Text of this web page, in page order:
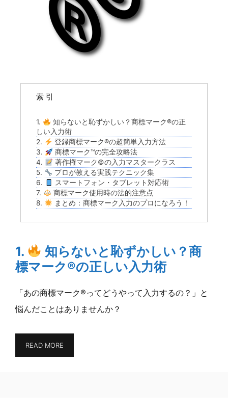
索 引
1.
知らないと恥ずかしい？商標マーク®の正
しい入力術
2.
登録商標マーク®の超簡単入力方法
3.
商標マーク™の完全攻略法
4.
著作権マーク©の入力マスタークラス
5.
プロが教える実践テクニック集
6.
スマートフォン・タブレット対応術
7.
商標マーク使用時の法的注意点
8.
まとめ：商標マーク入力のプロになろう！
1.
知らないと恥ずかしい？商
標マーク®の正しい入力術
「あの商標マーク®ってどうやって入力するの？」と
悩んだことはありませんか？
READ MORE